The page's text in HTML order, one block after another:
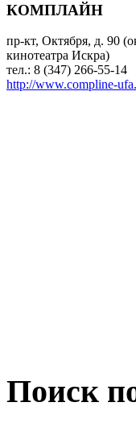
КОМПЛАЙН
пр-кт, Октября, д. 90
кинотеатра Искра)
тел.: 8 (347) 266-55-14
http://www.compline-
Поиск